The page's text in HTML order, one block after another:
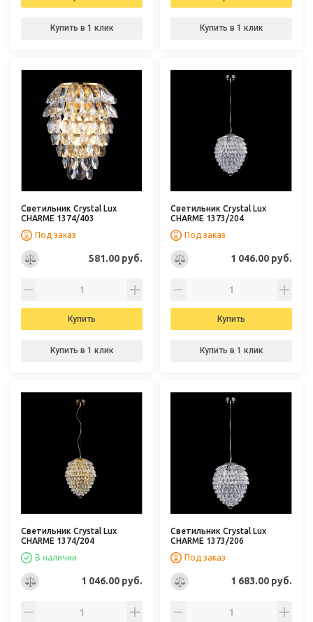
Купить в 1 клик Купить в 1 клик
Светильник Crystal Lux
CHARME 1374/403
Под заказ
581.00 руб.
Купить
Купить в 1 клик
Светильник Crystal Lux
CHARME 1373/204
Под заказ
1 046.00 руб.
Купить
Купить в 1 клик
Светильник Crystal Lux
CHARME 1374/204
В наличии
1 046.00 руб.
Светильник Crystal Lux
CHARME 1373/206
Под заказ
1 683.00 руб.